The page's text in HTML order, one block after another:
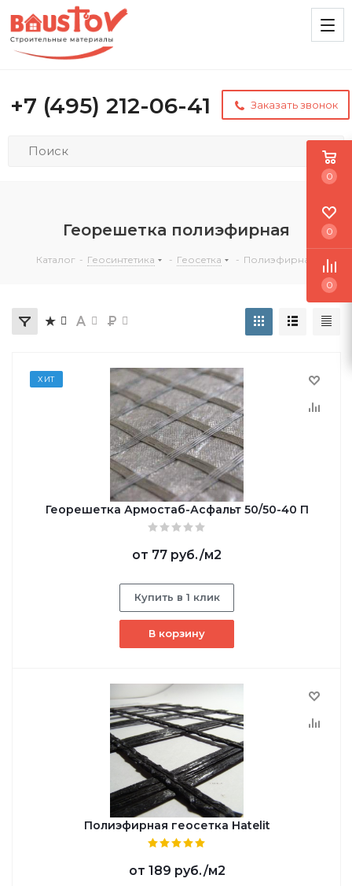
+7 (495) 212-06-41 Заказать звонок
Георешетка полиэфирная
Каталог - Геосинтетика - Геосетка - Полиэфирная
ХИТ
Георешетка Армостаб-Асфальт 50/50-40 П
от 77 руб./м2
Купить в 1 клик
В корзину
Полиэфирная геосетка Hatelit
от 189 руб./м2
0
0
0